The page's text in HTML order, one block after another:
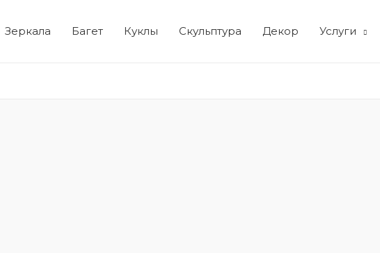
Зеркала Багет Куклы Скульптура Декор Услуги